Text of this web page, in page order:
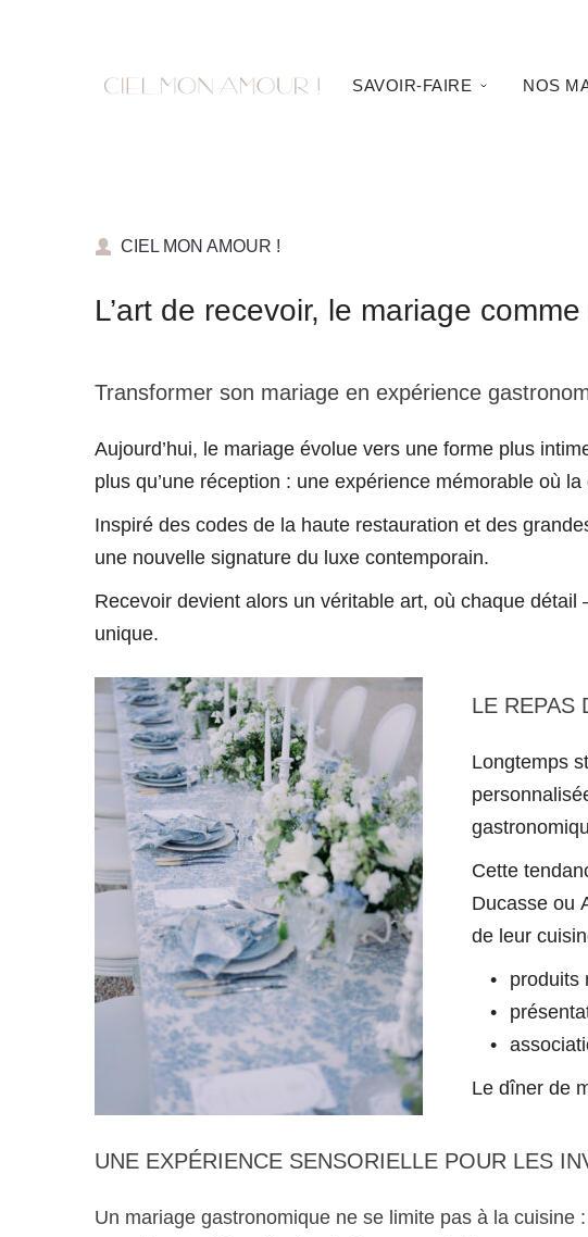
SAVOIR-FAIRE NOS
CIEL MON AMOUR !
L’art de recevoir, le mariage
Transformer son mariage en expérience
Aujourd’hui, le mariage évolue vers une forme plus
plus qu’une réception : une expérience mémorable où
Inspiré des codes de la haute restauration et des
une nouvelle signature du luxe contemporain.
Recevoir devient alors un véritable art, où chaque
unique.
LE REPAS
Longtemps
Cette
Ducasse ou
de leur
produits
Le dîner de
UNE EXPÉRIENCE SENSORIELLE POUR LES
Un mariage gastronomique ne se limite pas à la cuisine